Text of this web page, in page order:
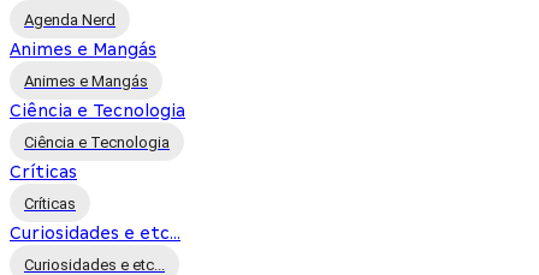
Agenda Nerd
Animes e Mangás
Animes e Mangás
Ciência e Tecnologia
Ciência e Tecnologia
Críticas
Críticas
Curiosidades e etc...
Curiosidades e etc...